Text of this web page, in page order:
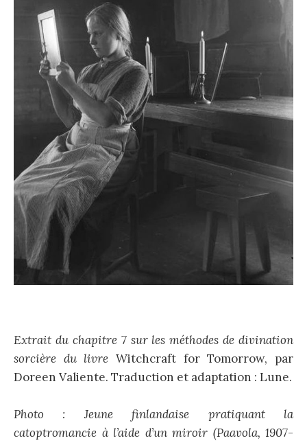
Extrait du chapitre 7 sur les méthodes de divination
sorcière du livre Witchcraft for Tomorrow, par
Doreen Valiente. Traduction et adaptation : Lune.
Photo : Jeune finlandaise pratiquant la
catoptromancie à l’aide d’un miroir (Paavola, 1907-